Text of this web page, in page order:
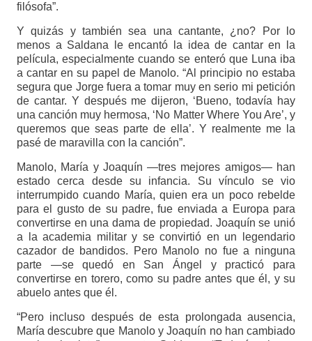
filósofa”.
Y quizás y también sea una cantante, ¿no? Por lo
menos a Saldana le encantó la idea de cantar en la
película, especialmente cuando se enteró que Luna iba
a cantar en su papel de Manolo. “Al principio no estaba
segura que Jorge fuera a tomar muy en serio mi petición
de cantar. Y después me dijeron, ‘Bueno, todavía hay
una canción muy hermosa, ‘No Matter Where You Are’, y
queremos que seas parte de ella’. Y realmente me la
pasé de maravilla con la canción”.
Manolo, María y Joaquín —tres mejores amigos— han
estado cerca desde su infancia. Su vínculo se vio
interrumpido cuando María, quien era un poco rebelde
para el gusto de su padre, fue enviada a Europa para
convertirse en una dama de propiedad. Joaquín se unió
a la academia militar y se convirtió en un legendario
cazador de bandidos. Pero Manolo no fue a ninguna
parte —se quedó en San Ángel y practicó para
convertirse en torero, como su padre antes que él, y su
abuelo antes que él.
“Pero incluso después de esta prolongada ausencia,
María descubre que Manolo y Joaquín no han cambiado